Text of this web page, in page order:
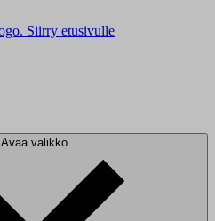
Siirry etusivulle
Avaa valikko